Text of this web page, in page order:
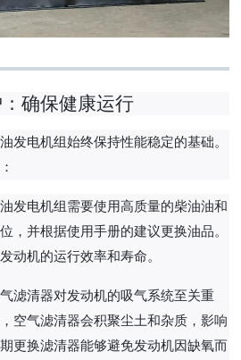
确保健康运行
发电机组始终保持性能稳定的基础。
油发电机组需要使用高质量的柴油油和
，并根据使用手册的建议更换油品。
动机的运行效率和寿命。
气滤清器对发动机的吸气系统至关重
空气滤清器会积聚尘土和杂质，影响
更换滤清器能够避免发动机因缺氧而